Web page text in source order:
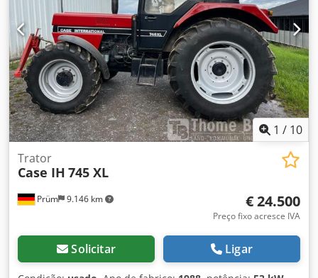
1 / 10
Prüm 9.146 km
Trator
Case IH 745 XL
€ 24.500
Preço fixo acresce IVA
Solicitar Ligar